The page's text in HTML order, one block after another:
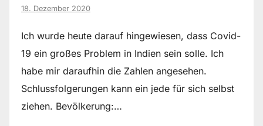
18. Dezember 2020
Ich wurde heute darauf hingewiesen, dass Covid-
19 ein großes Problem in Indien sein solle. Ich
habe mir daraufhin die Zahlen angesehen.
Schlussfolgerungen kann ein jede für sich selbst
ziehen. Bevölkerung:…